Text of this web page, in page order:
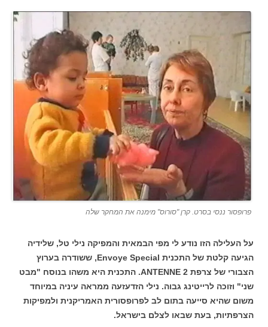
פרופסור ננסי בסרט. קרן "סורוס" מימנה את המחקר שלה
על העלילה הזו נודע לי מפי הבמאית והמפיקה נילי טל, שלידיה
הגיעה קלטת של התכנית Envoye Special, ששודרה בערוץ
הצבורי של צרפת ANTENNE 2. התכנית היא משהו בנוסח "מבט
שני" וזוכה לרייטינג גבוה. נילי הזדעזעה ממראה עיניה במיוחד
משום שהיא סייעה בתום לב לפרופסורית האמריקנית ולמפיקות
הצרפתיות, בעת שבאו לצלם בישראל.